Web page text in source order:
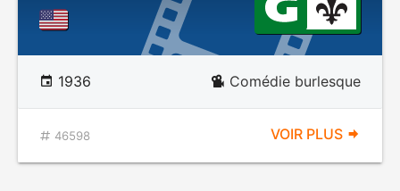
1936 Comédie burlesque
46598 VOIR PLUS